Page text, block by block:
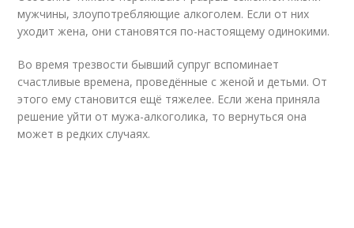
мужчины, злоупотребляющие алкоголем. Если от них
уходит жена, они становятся по-настоящему одинокими.
Во время трезвости бывший супруг вспоминает
счастливые времена, проведённые с женой и детьми. От
этого ему становится ещё тяжелее. Если жена приняла
решение уйти от мужа-алкоголика, то вернуться она
может в редких случаях.